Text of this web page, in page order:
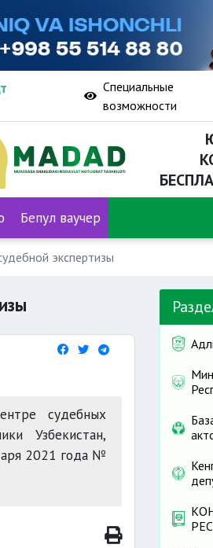
Специальные
возможности
Бепул ваучер
экспертизы
судебных
Узбекистан,
2021 года №